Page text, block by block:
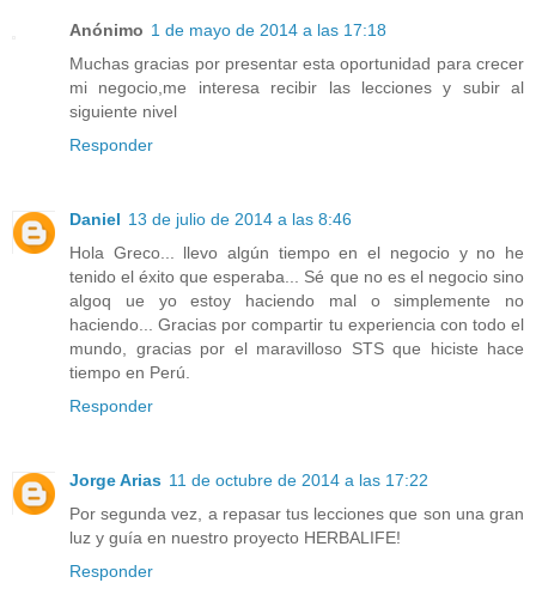
Anónimo 1 de mayo de 2014 a las 17:18
Muchas gracias por presentar esta oportunidad para crecer
mi negocio,me interesa recibir las lecciones y subir al
siguiente nivel
Responder
Daniel 13 de julio de 2014 a las 8:46
Hola Greco... llevo algún tiempo en el negocio y no he
tenido el éxito que esperaba... Sé que no es el negocio sino
algoq ue yo estoy haciendo mal o simplemente no
haciendo... Gracias por compartir tu experiencia con todo el
mundo, gracias por el maravilloso STS que hiciste hace
tiempo en Perú.
Responder
Jorge Arias 11 de octubre de 2014 a las 17:22
Por segunda vez, a repasar tus lecciones que son una gran
luz y guía en nuestro proyecto HERBALIFE!
Responder